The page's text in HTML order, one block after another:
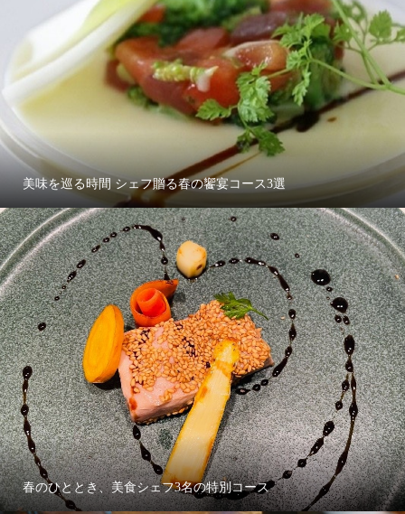
美味を巡る時間 シェフ贈る春の饗宴コース3選
春のひととき、美食シェフ3名の特別コース